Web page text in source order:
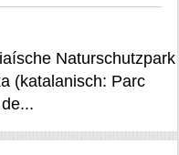
Naturschutzpark
(katalanisch: Parc